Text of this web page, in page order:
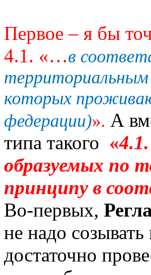
Первое – я бы
4.1. «…в
территориальным
которых
федерации)». А
типа такого «
образуемых по
принципу в
Во-первых,
не надо
достаточно